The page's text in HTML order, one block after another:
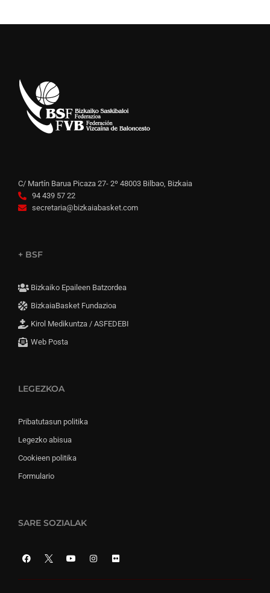
C/ Martín Barua Picaza 27- 2º 48003 Bilbao, Bizkaia
94 439 57 22
secretaria@bizkaiabasket.com
+ BSF
Bizkaiko Epaileen Batzordea
BizkaiaBasket Fundazioa
Kirol Medikuntza / ASFEDEBI
Web Posta
LEGEZKOA
Pribatutasun politika
Legezko abisua
Cookieen politika
Formulario
SARE SOZIALAK